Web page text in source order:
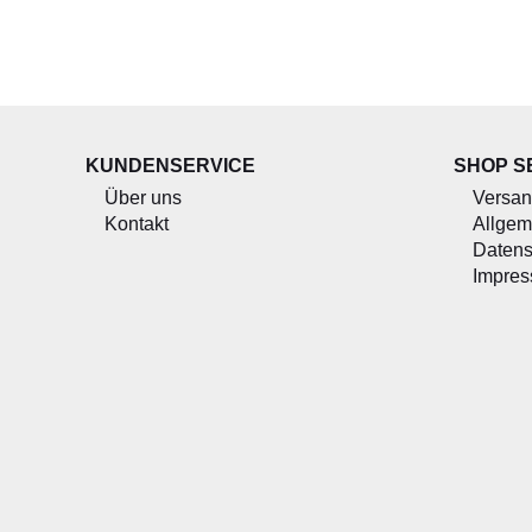
KUNDENSERVICE
Über uns
Kontakt
SHOP